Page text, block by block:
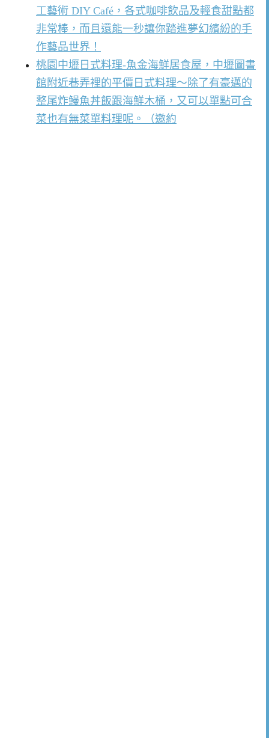
工藝術 DIY Café，各式咖啡飲品及輕食甜點都
非常棒，而且還能一秒讓你踏進夢幻繽紛的手
作藝品世界！
桃園中壢日式料理-魚金海鮮居食屋，中壢圖書
館附近巷弄裡的平價日式料理～除了有豪邁的
整尾炸鰻魚丼飯跟海鮮木桶，又可以單點可合
菜也有無菜單料理呢。（邀約